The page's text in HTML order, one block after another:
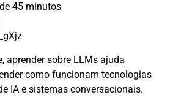
45 minutos
aprender sobre LLMs ajuda
como funcionam tecnologias
IA e sistemas conversacionais.